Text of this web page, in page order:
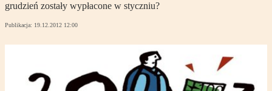
grudzień zostały wypłacone w styczniu?
Publikacja: 19.12.2012 12:00